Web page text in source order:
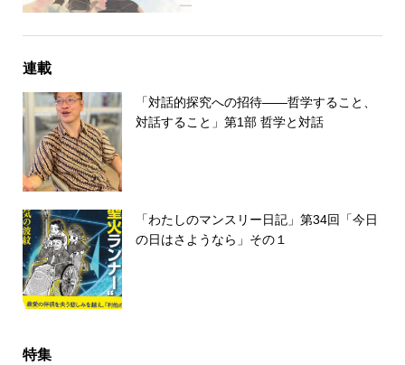
連載
「対話的探究への招待――哲学すること、
対話すること」第1部 哲学と対話
「わたしのマンスリー日記」第34回「今日
の日はさようなら」その１
特集